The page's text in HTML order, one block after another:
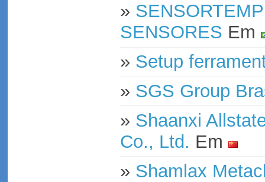
»
SENSORES Em
» Setup
» SGS Group
» Shaanxi
Co., Ltd. Em
» Shamlax